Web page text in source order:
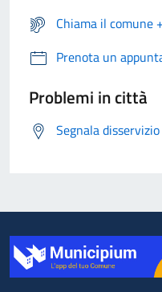
Chiama il comune
Prenota un
Problemi in città
Segnala disservizio